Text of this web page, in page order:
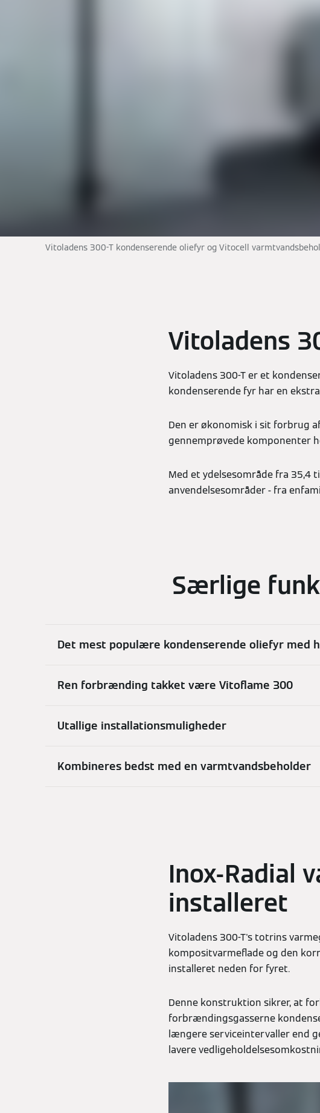
Vitoladens 300-T kondenserende oliefyr og Vitocell
Vitoladens
Vitoladens 300-T er et
kondenserende fyr har en
Den er økonomisk i sit forbrug
gennemprøvede komponenter
Med et ydelsesområde fra 35,4
anvendelsesområder - fra
Særlige
Det mest populære kondenserende oliefyr med
Ren forbrænding takket være Vitoflame 300
Utallige installationsmuligheder
Kombineres bedst med en varmtvandsbeholder
Inox-Radial
installeret
Vitoladens 300-T's totrins
kompositvarmeflade og den
installeret neden for fyret.
Denne konstruktion sikrer, at
forbrændingsgasserne
længere serviceintervaller end
lavere